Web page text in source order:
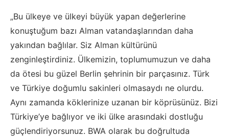
„Bu ülkeye ve ülkeyi büyük yapan değerlerine
konuştuğum bazı Alman vatandaşlarından daha
yakından bağlılar. Siz Alman kültürünü
zenginleştirdiniz. Ülkemizin, toplumumuzun ve daha
da ötesi bu güzel Berlin şehrinin bir parçasınız. Türk
ve Türkiye doğumlu sakinleri olmasaydı ne olurdu.
Aynı zamanda köklerinize uzanan bir köprüsünüz. Bizi
Türkiye’ye bağlıyor ve iki ülke arasındaki dostluğu
güçlendiriyorsunuz. BWA olarak bu doğrultuda